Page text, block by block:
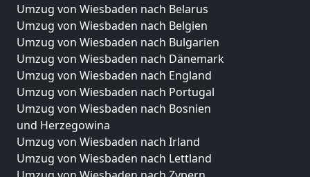
Umzug von Wiesbaden nach Belarus
Umzug von Wiesbaden nach Belgien
Umzug von Wiesbaden nach Bulgarien
Umzug von Wiesbaden nach Dänemark
Umzug von Wiesbaden nach England
Umzug von Wiesbaden nach Portugal
Umzug von Wiesbaden nach Bosnien
und Herzegowina
Umzug von Wiesbaden nach Irland
Umzug von Wiesbaden nach Lettland